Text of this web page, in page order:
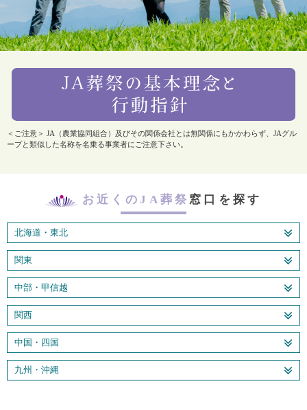
＜ご注意＞ JA（農業協同組合）及びその関係会社とは無関係にもかかわらず、JAグル
ープと類似した名称を名乗る事業者にご注意下さい。
お近くのJA葬祭 窓口を探す
北海道・東北
関東
中部・甲信越
関西
中国・四国
九州・沖縄